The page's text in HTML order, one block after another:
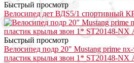
Быстрый просмотр
Велосипед дет ВДS5/1 спортивный
Быстрый просмотр
Велосипед подр 20" Mustang prime
пластик крылья звон 1* ST20148-